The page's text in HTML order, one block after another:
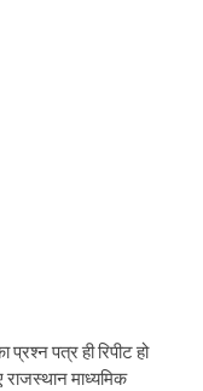
प्रश्न पत्र ही रिपीट हो
राजस्थान माध्यमिक